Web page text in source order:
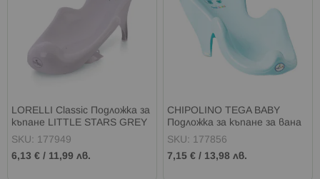
LORELLI Classic Подложка за
къпане LITTLE STARS GREY
SKU: 177949
6,13 € / 11,99 лв.
CHIPOLINO TEGA BABY
Подложка за къпане за вана
КОТЕ И КУЧЕ АНИТА СИНЯ
SKU: 177856
7,15 € / 13,98 лв.